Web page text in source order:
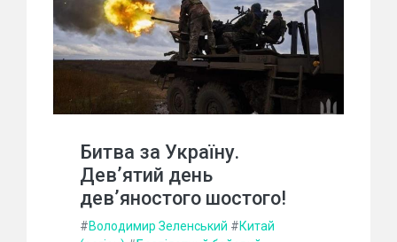
Битва за Україну.
Дев’ятий день
дев’яностого шостого!
#Володимир Зеленський #Китай